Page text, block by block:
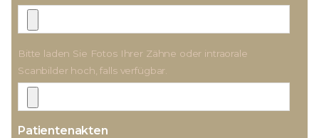
Bitte laden Sie Fotos Ihrer Zähne oder intraorale
Scanbilder hoch, falls verfügbar.
Patientenakten